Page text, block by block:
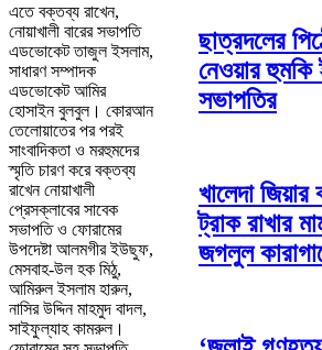
এতে বক্তব্য রাখেন,
নোয়াখালী বারের সভাপতি
এডভোকেট তাজুল ইসলাম,
সাধারণ সম্পাদক
এডভোকেট আমির
হোসাইন বুলবুল। কোরআন
তেলোয়াতের পর পরই
সাংবাদিকতা ও মরহুমদের
স্মৃতি চারণ করে বক্তব্য
রাখেন নোয়াখালী
প্রেসক্লাবের সাবেক
সভাপতি ও ফোরামের
উপদেষ্টা আলমগীর ইউছুফ,
মেসবাহ-উল হক মিঠু,
আমিরুল ইসলাম হারুন,
নাসির উদ্দিন মাহমুদ বাদল,
সাইফুল্যাহ কামরুল।
ছাত্রদলের
নেওয়ার হুমকি
সভাপতির
খালেদা জিয়ার
ট্রাক রাখার
জগলুল